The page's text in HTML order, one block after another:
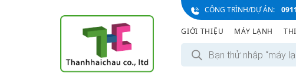
CÔNG TRÌNH/DỰ ÁN:
GIỚI THIỆU MÁY LẠNH
T
m